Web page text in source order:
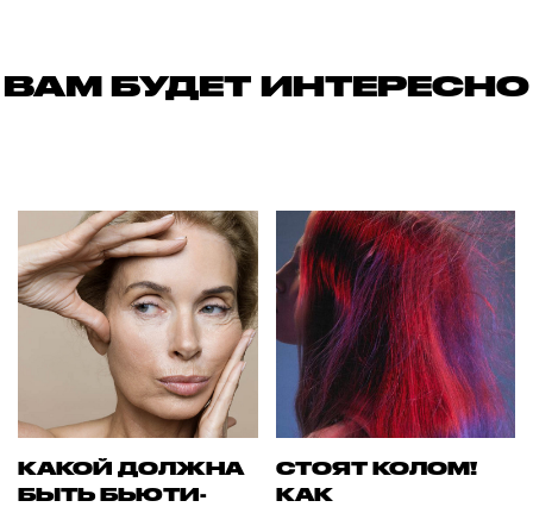
ВАМ БУДЕТ ИНТЕРЕСНО
КАКОЙ ДОЛЖНА
БЫТЬ БЬЮТИ-
СТОЯТ КОЛОМ!
КАК